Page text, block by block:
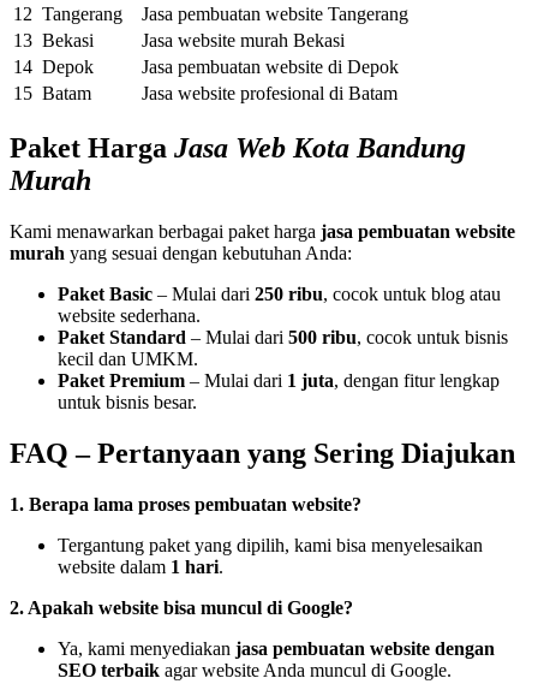
12 Tangerang
Jasa pembuatan website Tangerang
13 Bekasi
Jasa website murah Bekasi
14 Depok
Jasa pembuatan website di Depok
15 Batam Jasa website profesional di Batam
Paket Harga Jasa Web Kota Bandung
Murah
Kami menawarkan berbagai paket harga jasa pembuatan website
murah yang sesuai dengan kebutuhan Anda:
Paket Basic – Mulai dari 250 ribu, cocok untuk blog atau
website sederhana.
Paket Standard – Mulai dari 500 ribu, cocok untuk bisnis
kecil dan UMKM.
Paket Premium – Mulai dari 1 juta, dengan fitur lengkap
untuk bisnis besar.
FAQ – Pertanyaan yang Sering Diajukan
1. Berapa lama proses pembuatan website?
Tergantung paket yang dipilih, kami bisa menyelesaikan
website dalam 1 hari.
2. Apakah website bisa muncul di Google?
Ya, kami menyediakan jasa pembuatan website dengan
SEO terbaik agar website Anda muncul di Google.